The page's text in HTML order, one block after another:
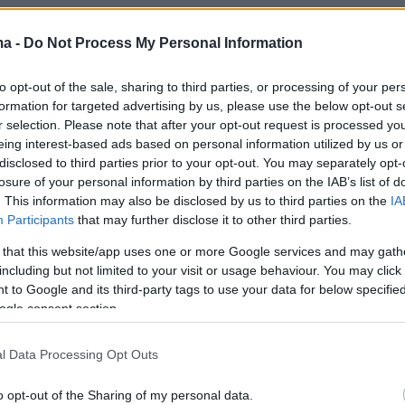
- Do Not Process My Personal Information
opt-out of the sale, sharing to third parties, or processing of your
for targeted advertising by us, please use the below opt-out
selection. Please note that after your opt-out request is processed
interest-based ads based on personal information utilized by us
to third parties prior to your opt-out. You may separately
of your personal information by third parties on the IAB’s list of
This information may also be disclosed by us to third parties on the
Participants that may further disclose it to other third parties.
that this website/app uses one or more Google services and may
but not limited to your visit or usage behaviour. You may
to Google and its third-party tags to use your data for below
consent section.
Data Processing Opt Outs
opt-out of the Sharing of my personal data.
προσωπικές
δεν άρεσε η γνώμη μου και
από βουλευτές του ΠΑΣΟΚ ολοκλήρωσε την
ομιλία στην παρούσα Βουλή
Κουκουλόπουλος εξελέγη
Αντιπρόεδρος της Βουλής με
πλειοψηφία
που κατείχε μέχρι πρόσφατα ο κ. Οδυσσέας
1